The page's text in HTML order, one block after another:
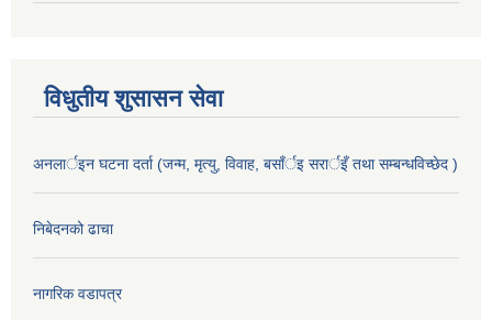
विधुतीय शुसासन सेवा
अनलार्इन घटना दर्ता (जन्म, मृत्यु, विवाह, बसाँर्इ सरार्इँ तथा सम्बन्धविच्छेद )
निबेदनको ढाचा
नागरिक वडापत्र